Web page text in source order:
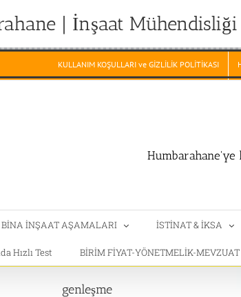
| İnşaat Mühendisliği
KULLANIM KOŞULLARI ve GİZLİLİK POLİTİKASI
Humbarahane'ye
BİNA İNŞAAT AŞAMALARI İSTİNAT & İKSA
Hızlı Test BİRİM FİYAT-YÖNETMELİK-
genleşme